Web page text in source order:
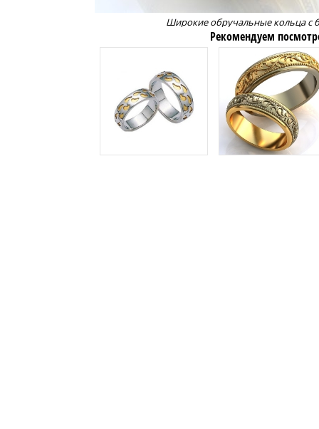
Широкие обручальные кольца c
Рекомендуем